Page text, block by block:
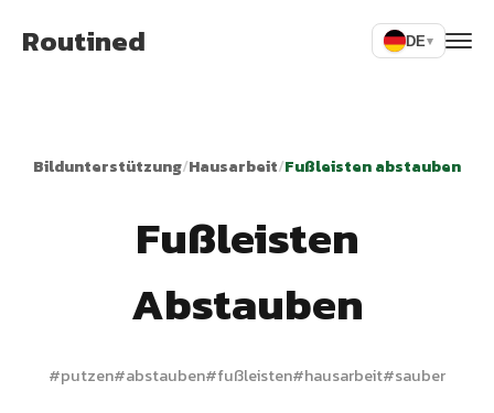
Routined DE▾
Bildunterstützung/Hausarbeit/Fußleisten abstauben
Fußleisten
Abstauben
#putzen#abstauben#fußleisten#hausarbeit#sauber